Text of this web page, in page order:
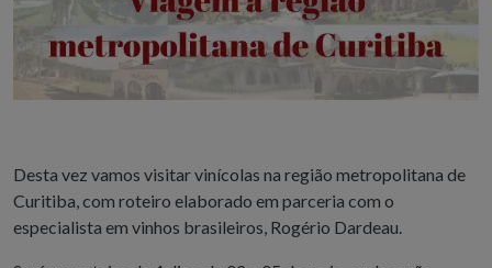
Desta vez vamos visitar vinícolas na região metropolitana de
Curitiba, com roteiro elaborado em parceria com o
especialista em vinhos brasileiros, Rogério Dardeau.